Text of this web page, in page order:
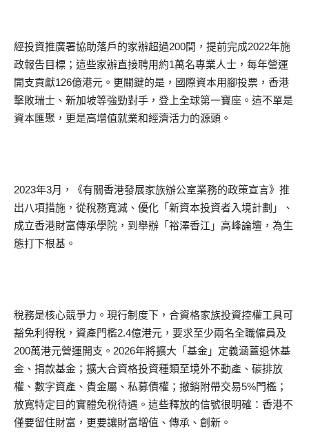
經投資推廣署協助落戶的家辦超過200間，提前完成2022年施
政報告目標；這些家辦直接聘用約1萬名專業人士，每年營運
開支貢獻126億港元。更關鍵的是，國際資本用腳投票，香港
擊敗瑞士、新加坡等強勁對手，登上全球第一寶座。這不單是
資本匯聚，更是高增值就業和經濟活力的源頭。
2023年3月，《有關香港發展家族辦公室業務的政策宣言》推
出八項措施，從稅務寬減、優化「新資本投資者入境計劃」、
成立香港財富傳承學院，到舉辦「裕澤香江」高峰論壇，為生
態打下根基。
稅務是核心競爭力。現行制度下，合資格家族投資控權工具可
豁免利得稅，資產門檻2.4億港元，要求至少兩名全職僱員及
200萬港元營運開支。2026年將擴大「基金」定義涵蓋退休基
金、捐款基金；擴大合資格投資種類至境外不動產、碳排放
權、數字資產、貴金屬、私募債權；撤銷附帶交易5%門檻；
放寬特定目的實體免稅待遇。這些釋放的信號很明確：香港不
僅要留住財富，更要讓財富增值、傳承、創新。